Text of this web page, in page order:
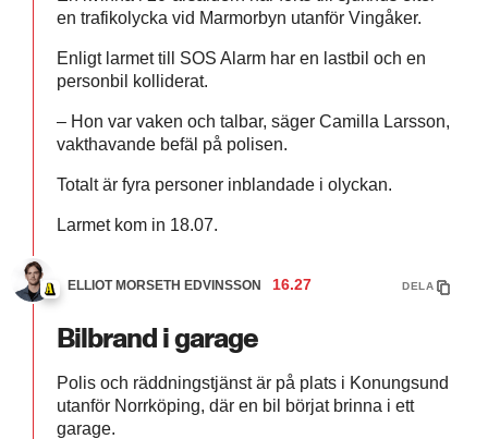
en trafikolycka vid Marmorbyn utanför Vingåker.
Enligt larmet till SOS Alarm har en lastbil och en
personbil kolliderat.
– Hon var vaken och talbar, säger Camilla Larsson,
vakthavande befäl på polisen.
Totalt är fyra personer inblandade i olyckan.
Larmet kom in 18.07.
ELLIOT MORSETH EDVINSSON 16.27 DELA
Bilbrand i garage
Polis och räddningstjänst är på plats i Konungsund
utanför Norrköping, där en bil börjat brinna i ett
garage.